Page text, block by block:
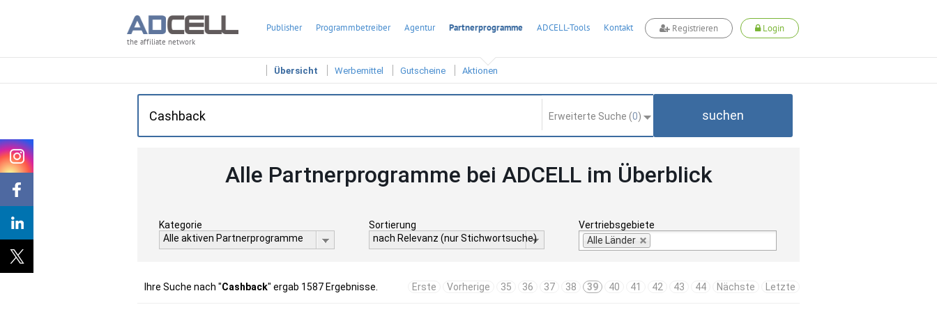
the affiliate network
Publisher Programmbetreiber Agentur Partnerprogramme ADCELL-Tools Kontakt Registrieren Login
Übersicht Werbemittel Gutscheine Aktionen
Erweiterte Suche (0) suchen
Alle Partnerprogramme bei ADCELL im Überblick
Kategorie
Alle aktiven Partnerprogramme
Sortierung
nach Relevanz (nur Stichwortsuche)
Vertriebsgebiete
Alle Länder
Ihre Suche nach "Cashback" ergab 1587 Ergebnisse. Erste Vorherige 35 36 37 38 39 40 41 42 43 44 Nächste Letzte